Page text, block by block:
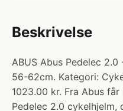
Beskrivelse
ABUS Abus Pedelec
56-62cm. Kategori:
1023.00 kr. Fra Abus
Pedelec 2.0